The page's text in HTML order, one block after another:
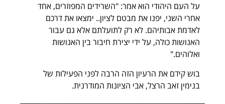
על העם היהודי הוא אמר: "השרידים המפוזרים, אחד
אחרי השני, יפנו את מבטם לציון.. ימצאו את דרכם
לאדמת אבותיהם. לא רק לתועלתם אלא גם עבור
האנושות כולה, על ידי יצירת חיבור בין האנושות
ואלוהים."
בוש קידם את הרעיון הזה הרבה לפני הפעילות של
בנימין זאב הרצל, אבי הציונות המודרנית.